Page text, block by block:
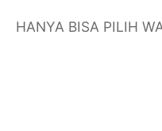
HANYA BISA PILIH